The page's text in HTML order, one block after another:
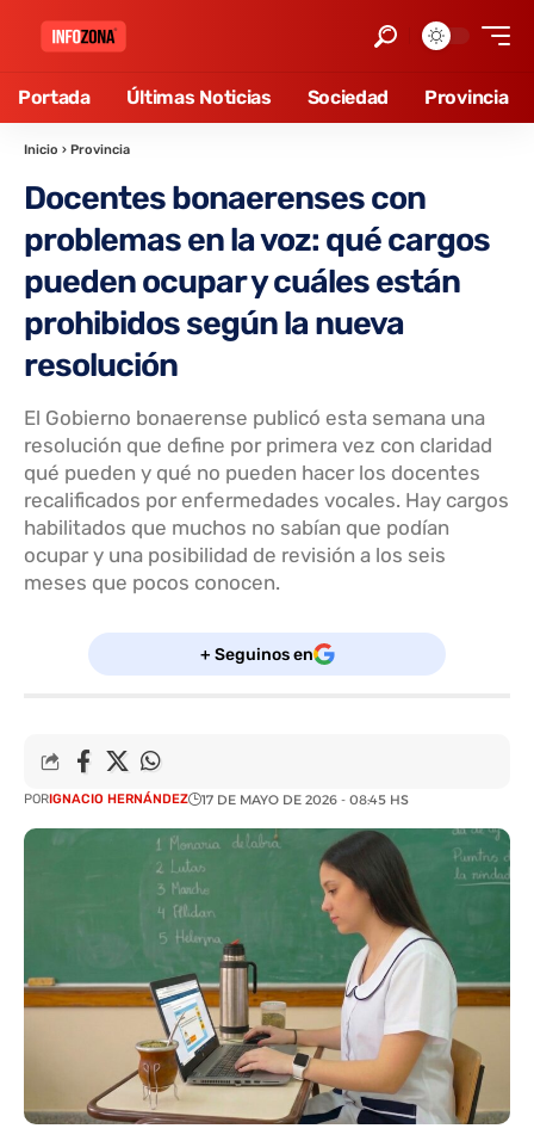
Portada Últimas Noticias Sociedad Provincia
Inicio › Provincia
Docentes bonaerenses con
problemas en la voz: qué cargos
pueden ocupar y cuáles están
prohibidos según la nueva
resolución
El Gobierno bonaerense publicó esta semana una
resolución que define por primera vez con claridad
qué pueden y qué no pueden hacer los docentes
recalificados por enfermedades vocales. Hay cargos
habilitados que muchos no sabían que podían
ocupar y una posibilidad de revisión a los seis
meses que pocos conocen.
+ Seguinos en
PORIGNACIO HERNÁNDEZ 17 DE MAYO DE 2026 - 08:45 HS